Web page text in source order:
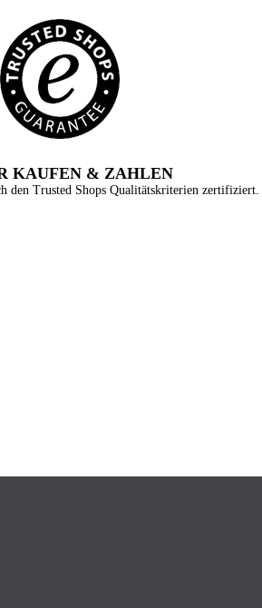
KAUFEN & ZAHLEN
den Trusted Shops Qualitätskriterien zertifiziert.